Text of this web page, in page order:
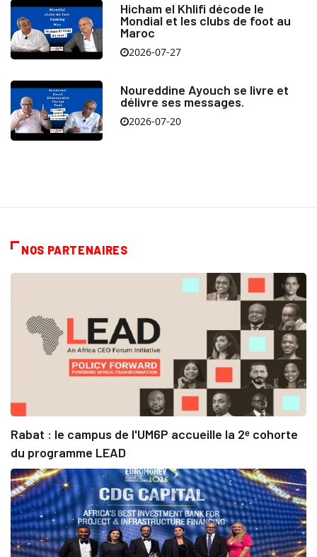
Hicham el Khlifi décode le
Mondial et les clubs de foot au
Maroc
2026-07-27
Noureddine Ayouch se livre et
délivre ses messages.
2026-07-20
NOS PARTENAIRES
Rabat : le campus de l'UM6P accueille la 2ᵉ cohorte
du programme LEAD